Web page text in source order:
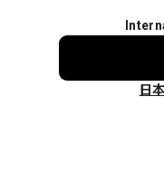
日